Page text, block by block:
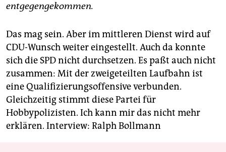
entgegengekommen.
Das mag sein. Aber im mittleren Dienst wird auf
CDU-Wunsch weiter eingestellt. Auch da konnte
sich die SPD nicht durchsetzen. Es paßt auch nicht
zusammen: Mit der zweigeteilten Laufbahn ist
eine Qualifizierungsoffensive verbunden.
Gleichzeitig stimmt diese Partei für
Hobbypolizisten. Ich kann mir das nicht mehr
erklären. Interview: Ralph Bollmann